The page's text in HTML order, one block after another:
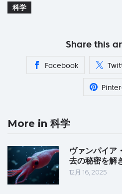
科学
Share this
Facebook
More in 科学
ヴァンパイア
去の秘密を解
12月 16, 2025